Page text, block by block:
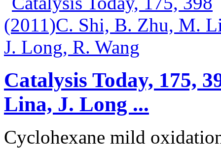
Catalysis Today, 175,
Lina, J. Long ...
Cyclohexane mild